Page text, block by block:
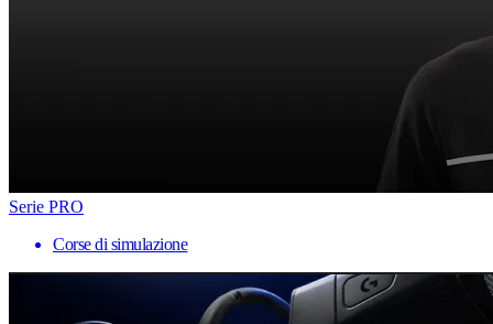
Serie PRO
Corse di simulazione